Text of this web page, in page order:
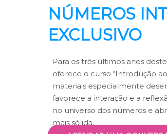
NÚMEROS
EXCLUSIVO
Para os três últimos anos
oferece o curso “Introdução
materiais especialmente
favorece a interação e a
no universo dos números e
mais sólida.